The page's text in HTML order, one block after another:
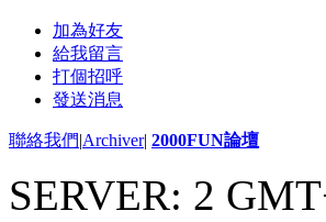
加為好友
給我留言
打個招呼
發送消息
聯絡我們|Archiver| 2000FUN論壇
SERVER: 2